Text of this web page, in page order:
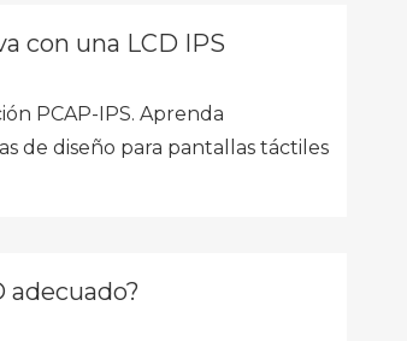
con una LCD IPS
PCAP-IPS. Aprenda
de diseño para pantallas táctiles
adecuado?